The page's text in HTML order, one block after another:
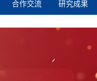
合作交流 研究成果